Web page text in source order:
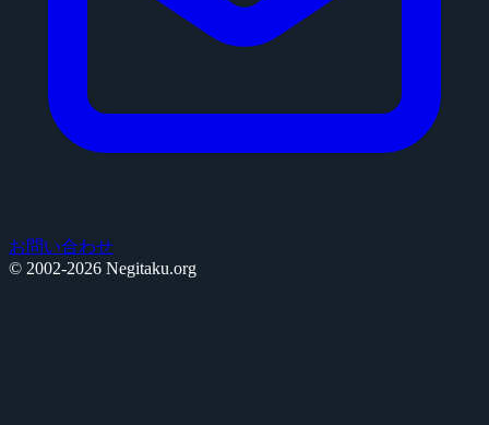
お問い合わせ
© 2002-2026 Negitaku.org